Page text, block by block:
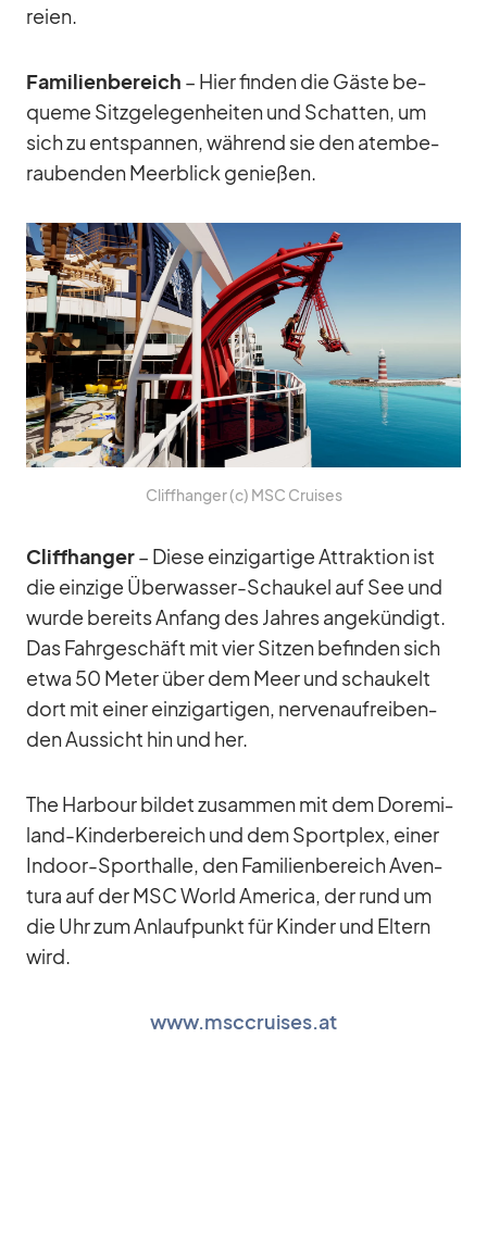
reien.
Fa­mi­li­en­be­reich – Hier fin­den die Gäste be­
queme Sitz­ge­le­gen­hei­ten und Schat­ten, um
sich zu ent­span­nen, wäh­rend sie den atem­be­
rau­ben­den Meer­blick ge­nie­ßen.
Cliff­han­ger (c) MSC Crui­ses
Cliff­han­ger– Diese ein­zig­ar­tige At­trak­tion ist
die ein­zige Über­was­ser-Schau­kel auf See und
wurde be­reits An­fang des Jah­res an­ge­kün­digt.
Das Fahr­ge­schäft mit vier Sit­zen be­fin­den sich
etwa 50 Me­ter über dem Meer und schau­kelt
dort mit ei­ner ein­zig­ar­ti­gen, ner­ven­auf­rei­ben­
den Aus­sicht hin und her.
The Har­bour bil­det zu­sam­men mit dem Do­re­mi­
land-Kin­der­be­reich und dem Sport­plex, ei­ner
In­door-Sport­halle, den Fa­mi­li­en­be­reich Aven­
tura auf der MSC World Ame­rica, der rund um
die Uhr zum An­lauf­punkt für Kin­der und El­tern
wird.
www.msccruises.at